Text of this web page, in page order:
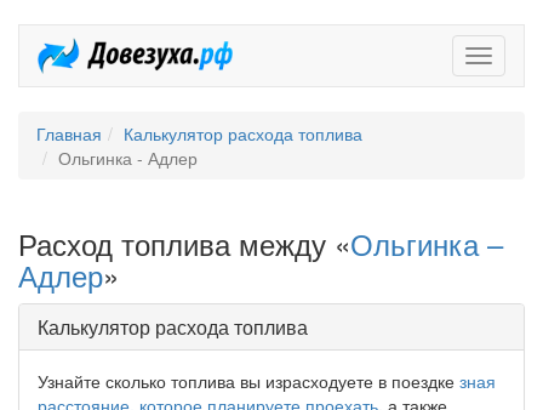
Главная
Калькулятор расхода топлива
Ольгинка - Адлер
Расход топлива между «Ольгинка –
Адлер»
Калькулятор расхода топлива
Узнайте сколько топлива вы израсходуете в поездке зная
расстояние, которое планируете проехать, а также